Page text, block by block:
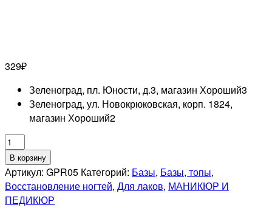
329₽
Зеленоград, пл. Юности, д.3, магазин Хороший3
Зеленоград, ул. Новокрюковская, корп. 1824,
магазин Хороший2
Количество
товара
GRATTOL
Укрепляющий
лак
В корзину
Артикул: GPR05 Категорий: Базы, Базы, топы,
Восстановление ногтей, Для лаков, МАНИКЮР И
ПЕДИКЮР